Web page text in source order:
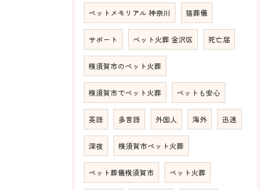
ペットメモリアル 神奈川 猫葬儀
サポート ペット火葬 金沢区 死亡届
横須賀市のペット火葬
横須賀市でペット火葬 ペットも安心
英語 多言語 外国人 海外 迅速
深夜 横須賀市ペット火葬
ペット葬儀横須賀市 ペット火葬